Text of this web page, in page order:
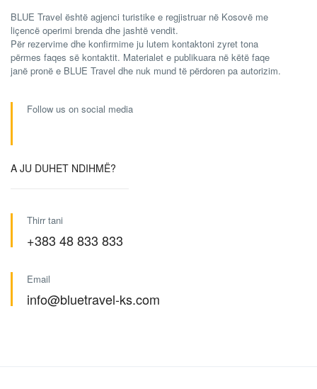
BLUE Travel është agjenci turistike e regjistruar në Kosovë me
liçencë operimi brenda dhe jashtë vendit.
Për rezervime dhe konfirmime ju lutem kontaktoni zyret tona
përmes faqes së kontaktit. Materialet e publikuara në këtë faqe
janë pronë e BLUE Travel dhe nuk mund të përdoren pa autorizim.
Follow us on social media
A JU DUHET NDIHMË?
Thirr tani
+383 48 833 833
Email
info@bluetravel-ks.com